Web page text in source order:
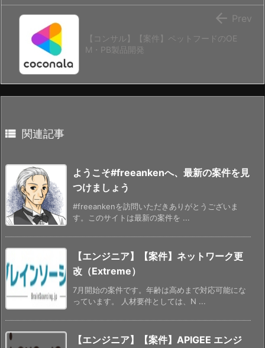
【コンサル】【案件】ペットフードのOE
M・PB製品開発
 Prev
 関連記事
ようこそ#freeankenへ、最新の案件を見
つけましょう
#freeankenを訪問いただきありがとうございま
す。このサイトは最新の案件を ...
【エンジニア】【案件】ネットワーク更
改（Extreme）
7月開始の案件です。年齢は高めまで対応可能にな
っています。 人材要件としては、N ...
【エンジニア】【案件】APIGEE エンジ